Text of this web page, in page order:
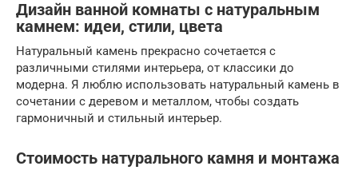
Дизайн ванной комнаты с натуральным
камнем: идеи, стили, цвета
Натуральный камень прекрасно сочетается с
различными стилями интерьера, от классики до
модерна. Я люблю использовать натуральный камень в
сочетании с деревом и металлом, чтобы создать
гармоничный и стильный интерьер.
Стоимость натурального камня и монтажа